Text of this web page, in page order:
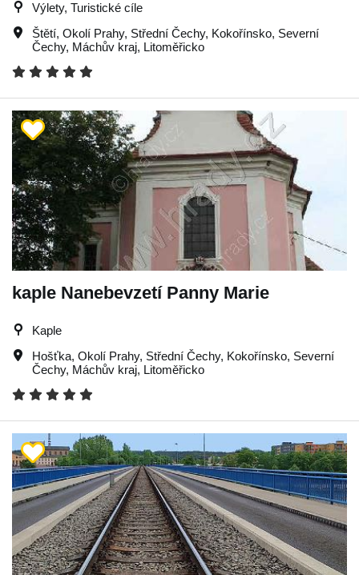
Výlety, Turistické cíle
Štětí, Okolí Prahy, Střední Čechy, Kokořínsko, Severní
Čechy, Máchův kraj, Litoměřicko
kaple Nanebevzetí Panny Marie
Kaple
Hošťka, Okolí Prahy, Střední Čechy, Kokořínsko, Severní
Čechy, Máchův kraj, Litoměřicko